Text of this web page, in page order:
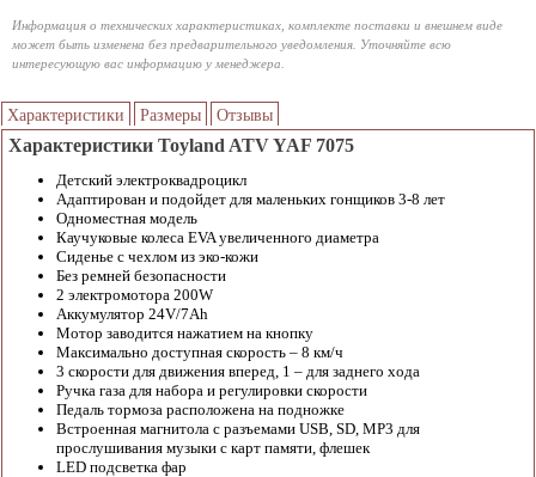
Информация о технических характеристиках, комплекте поставки и внешнем виде
может быть изменена без предварительного уведомления. Уточняйте всю
интересующую вас информацию у менеджера.
Характеристики Размеры Отзывы
Характеристики Toyland ATV YAF 7075
Детский электроквадроцикл
Адаптирован и подойдет для маленьких гонщиков 3-8 лет
Одноместная модель
Каучуковые колеса EVA увеличенного диаметра
Сиденье с чехлом из эко-кожи
Без ремней безопасности
2 электромотора 200W
Аккумулятор 24V/7Ah
Мотор заводится нажатием на кнопку
Максимально доступная скорость – 8 км/ч
3 скорости для движения вперед, 1 – для заднего хода
Ручка газа для набора и регулировки скорости
Педаль тормоза расположена на подножке
Встроенная магнитола с разъемами USB, SD, MP3 для
прослушивания музыки с карт памяти, флешек
LED подсветка фар